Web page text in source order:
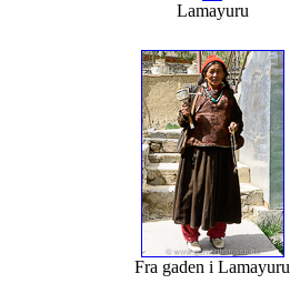
Lamayuru
Fra gaden i Lamayuru